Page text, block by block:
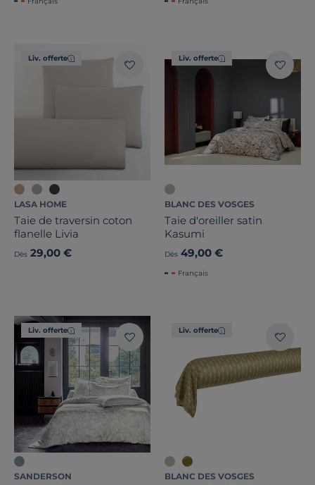
Liv. offerte
LASA HOME
Taie de traversin coton
flanelle Livia
Dès 29,00 €
Liv. offerte
BLANC DES VOSGES
Taie d'oreiller satin
Kasumi
Dès 49,00 €
Français
Liv. offerte
SANDERSON
Liv. offerte
BLANC DES VOSGES